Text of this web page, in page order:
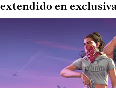
extendido en